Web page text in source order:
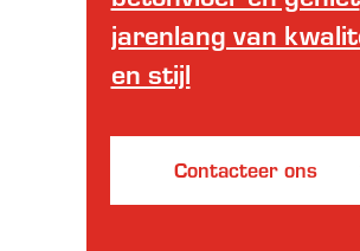
jarenlang van
en stijl
Contacteer ons